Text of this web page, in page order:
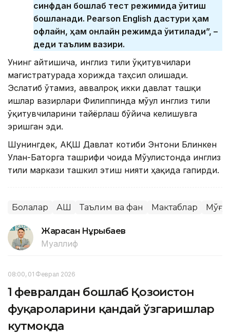
синфдан бошлаб тест режимида ўқитиш
бошланади. Pearson English дастури ҳам
офлайн, ҳам онлайн режимда ўқитилади”, –
деди таълим вазири.
Унинг айтишича, инглиз тили ўқитувчилари
магистратурада хорижда таҳсил олишади.
Эслатиб ўтамиз, аввалроқ икки давлат ташқи
ишлар вазирлари Филиппинда мўғул инглиз тили
ўқитувчиларини тайёрлаш бўйича келишувга
эришган эди.
Шунингдек, АҚШ Давлат котиби Энтони Блинкен
Улан-Баторга ташрифи чоғида Мўғулистонда инглиз
тили маркази ташкил этиш нияти ҳақида гапирди.
Болалар АҚШ Таълим ва фан Мактаблар
Жарасқан Нұрыбаев
Муаллиф
08:00, 01 Феврал 2026
1 февралдан бошлаб Қозоғистон
фуқароларини қандай ўзгаришлар
кутмоқда